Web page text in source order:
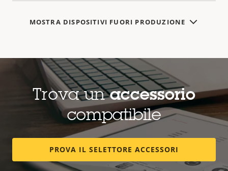
MOSTRA DISPOSITIVI FUORI PRODUZIONE
Trova unaccessorio
compatibile
PROVA IL SELETTORE ACCESSORI